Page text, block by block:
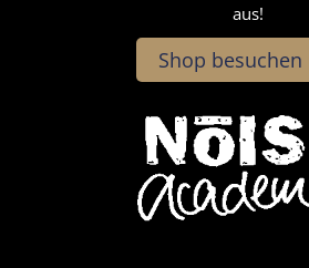
aus!
Shop besuchen